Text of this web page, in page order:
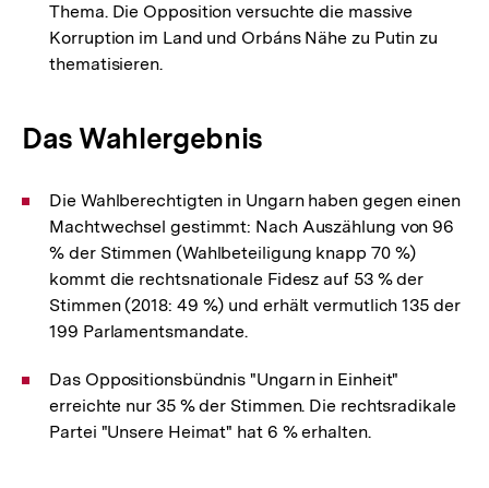
Thema. Die Opposition versuchte die massive
Korruption im Land und Orbáns Nähe zu Putin zu
thematisieren.
Das Wahlergebnis
Die Wahlberechtigten in Ungarn haben gegen einen
Machtwechsel gestimmt: Nach Auszählung von 96
% der Stimmen (Wahlbeteiligung knapp 70 %)
kommt die rechtsnationale Fidesz auf 53 % der
Stimmen (2018: 49 %) und erhält vermutlich 135 der
199 Parlamentsmandate.
Das Oppositionsbündnis "Ungarn in Einheit"
erreichte nur 35 % der Stimmen. Die rechtsradikale
Partei "Unsere Heimat" hat 6 % erhalten.